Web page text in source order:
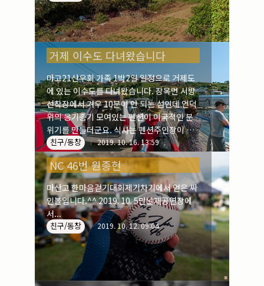
거제 이수도 다녀왔습니다
마고21산우회 가족 1박2일 일정으로 거제도
에 있는 이수도를 다녀왔습니다. 장목면 시방
선착장에서 겨우 10분이 안 되는 섬인데 언덕
위의 옹기종기 모여있는 펜션이 이국적인 분
위기를 만들더군요. 식사는 펜션주인장이 운
영하는 식당에서 준비하는데 점심만찬이 진수
성찬이더군요. 2019. 1. 14
친구/동창 2019. 10. 16. 13:59
NC 46번 원종현
마산고 한마음걷기대회제기차기에서 얻은 싸
인볼입니다.^^ 2019. 10. 5만날재공연장에
서...
친구/동창 2019. 10. 12. 09:04